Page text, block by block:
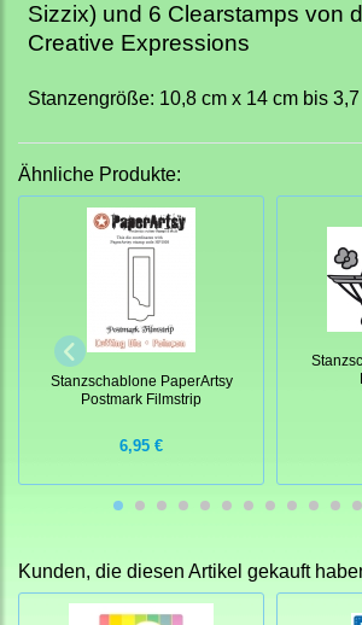
Sizzix) und 6 Clearstamps von
Creative Expressions
Stanzengröße: 10,8 cm x 14 cm bis
Ähnliche Produkte:
Stanzschablone PaperArtsy
Postmark Filmstrip
6,95 €
Kunden, die diesen Artikel gekauft